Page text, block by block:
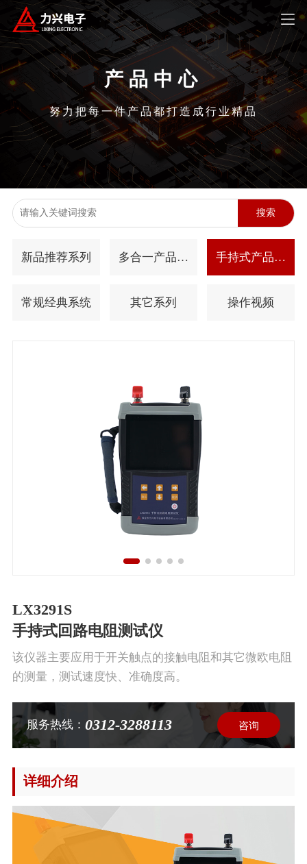
产品中心
努力把每一件产品都打造成行业精品
搜索
新品推荐系列
多合一产品系
手持式产品系
列
常规经典系统 其它系列 操作视频
LX3291S
手持式回路电阻测试仪
该仪器主要应用于开关触点的接触电阻和其它微欧电阻
的测量，测试速度快、准确度高。
服务热线： 0312-3288113 咨询
详细介绍